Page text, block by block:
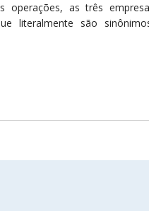
operações, as três
literalmente são